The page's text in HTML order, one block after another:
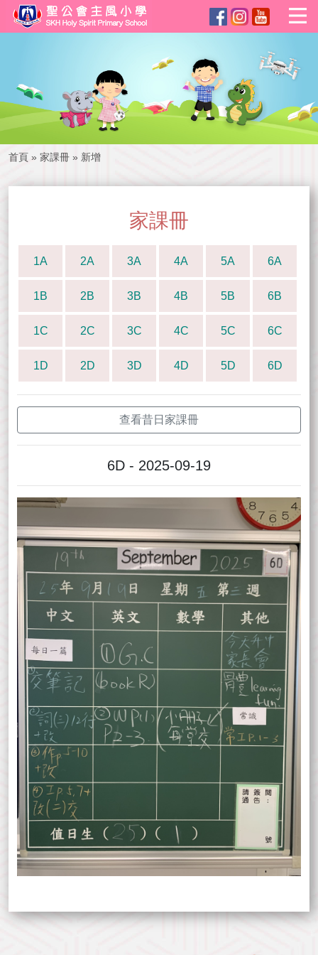
首頁 » 家課冊 » 新增
家課冊
1A 2A 3A 4A 5A 6A
1B 2B 3B 4B 5B 6B
1C 2C 3C 4C 5C 6C
1D 2D 3D 4D 5D 6D
查看昔日家課冊
6D - 2025-09-19